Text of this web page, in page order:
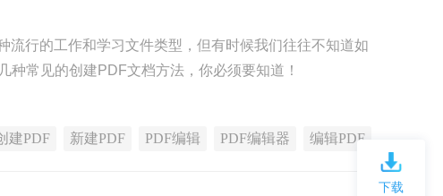
行的工作和学习文件类型，但有时候我们往往不知道如
常见的创建PDF文档方法，你必须要知道！
建PDF 新建PDF PDF编辑 PDF编辑器 编辑PDF
下载